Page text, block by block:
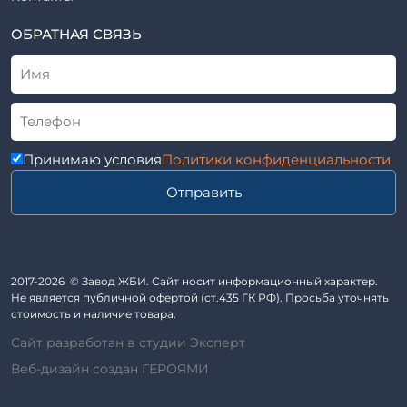
Трубы асбоцементные
Приставки железобетонные (пасынки) Серия 3.407-57 и
ГОСТ 14295-75
Лестничные марши
Автопавильоны
Анкера железобетонные
Балки железобетонные
Блоки железобетонные
Кабины санитарно-технические
Козырьки входов для общественных зданий
Колонны железобетонные
ВСН
ТУ
Альбом
ОБРАТНАЯ СВЯЗЬ
Принимаю условияПолитики конфиденциальности
Отправить
2017-2026 © Завод ЖБИ. Сайт носит информационный характер.
Не является публичной офертой (ст.435 ГК РФ). Просьба уточнять
стоимость и наличие товара.
Сайт разработан в студии Эксперт
Веб-дизайн создан ГЕРОЯМИ